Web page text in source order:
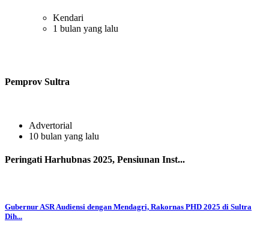
Kendari
1 bulan yang lalu
Pemprov Sultra
Advertorial
10 bulan yang lalu
Peringati Harhubnas 2025, Pensiunan Inst...
Gubernur ASR Audiensi dengan Mendagri, Rakornas PHD 2025 di Sultra
Dih...